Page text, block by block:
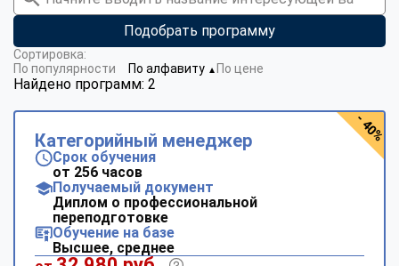
Подобрать программу
Найдено программ: 2
Сортировка:
По популярности
По алфавиту ▼ По цене
Категорийный менеджер
Срок обучения
от 256 часов
Получаемый документ
Диплом о профессиональной
переподготовке
Обучение на базе
Высшее, среднее
- 40%